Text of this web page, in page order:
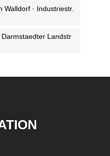
Walldorf · Industriestr.
Darmstaedter Landstr